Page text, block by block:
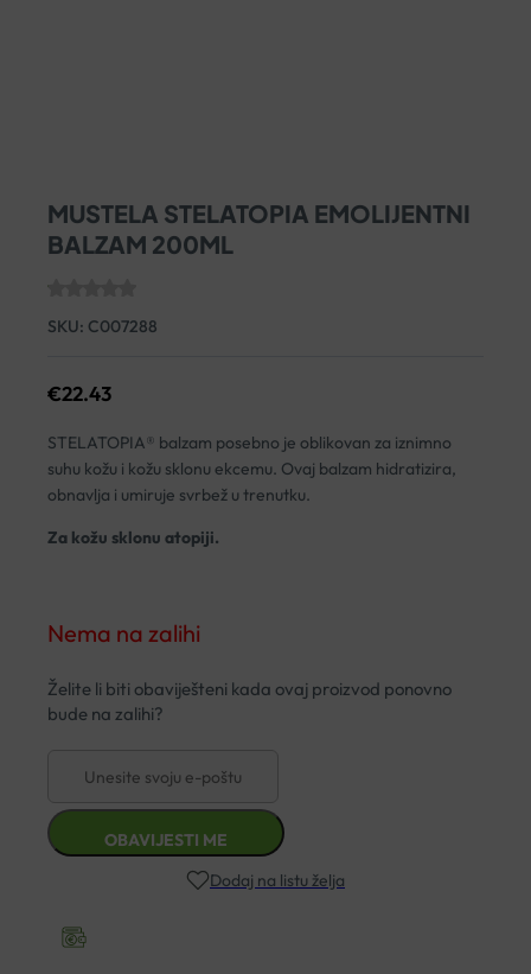
MUSTELA STELATOPIA EMOLIJENTNI
BALZAM 200ML
SKU: C007288
€22.43
STELATOPIA® balzam posebno je oblikovan za iznimno
suhu kožu i kožu sklonu ekcemu. Ovaj balzam hidratizira,
obnavlja i umiruje svrbež u trenutku.
Za kožu sklonu atopiji.
Nema na zalihi
Dodaj na listu želja